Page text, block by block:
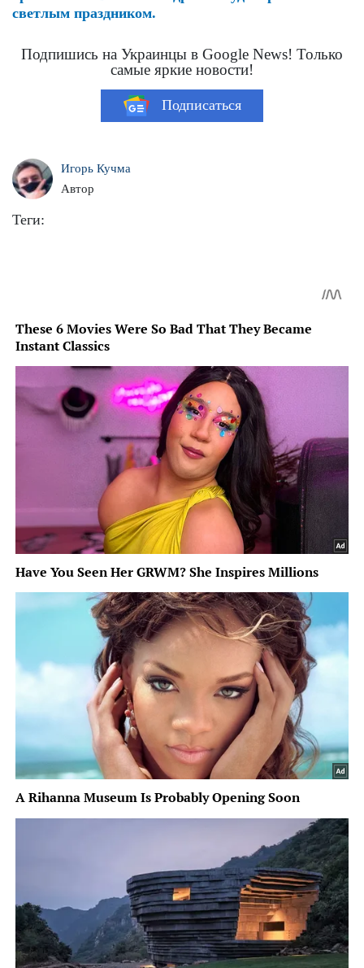
светлым праздником.
Подпишись на Украинцы в Google News! Только
самые яркие новости!
Подписаться
Игорь Кучма
Автор
Теги: